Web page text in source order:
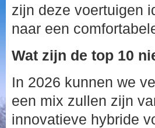
zijn deze voertuigen
naar een
Wat zijn de top 10
In 2026 kunnen we
een mix zullen zijn
innovatieve hybride